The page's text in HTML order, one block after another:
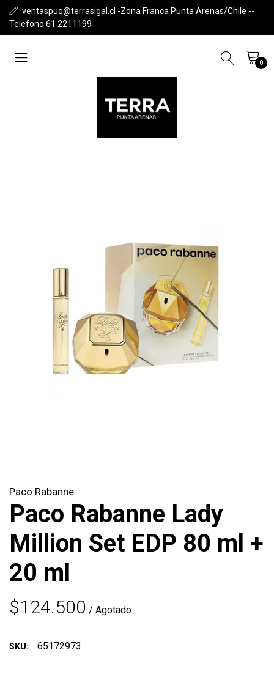
ventaspuq@terrasigal.cl -Zona Franca Punta Arenas/Chile --
Telefono 61 2211199
0
Paco Rabanne
Paco Rabanne Lady
Million Set EDP 80 ml +
20 ml
$124.500 / Agotado
SKU: 65172973